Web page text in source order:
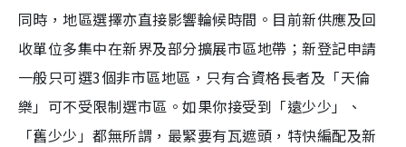
同時，地區選擇亦直接影響輪候時間。目前新供應及回
收單位多集中在新界及部分擴展市區地帶；新登記申請
一般只可選3個非市區地區，只有合資格長者及「天倫
樂」可不受限制選市區。如果你接受到「遠少少」、
「舊少少」都無所謂，最緊要有瓦遮頭，特快編配及新